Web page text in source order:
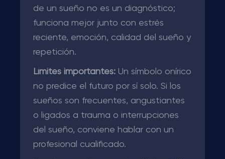
de un sueño no es un diagnóstico;
funciona mejor junto con estrés
reciente, emoción, calidad del sueño y
repetición.
Límites importantes: Un símbolo onírico
no predice el futuro por sí solo. Si los
sueños son frecuentes, angustiantes
o ligados a trauma o interrupciones
del sueño, conviene hablar con un
profesional cualificado.